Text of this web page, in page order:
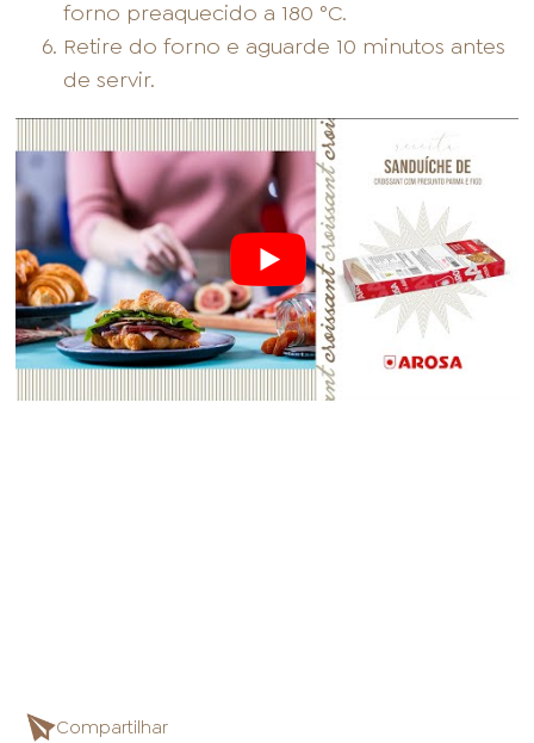
forno preaquecido a 180 °C.
Retire do forno e aguarde 10 minutos antes
de servir.
Compartilhar